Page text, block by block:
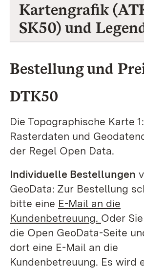
Kartengrafik
SK50) und
Bestellung und
DTK50
Die Topographische Karte
Rasterdaten und
der Regel Open Data.
Individuelle Bestellungen
GeoData: Zur Bestellung
bitte eine E-Mail an die
Kundenbetreuung. Oder
die Open GeoData-Seite
dort eine E-Mail an die
Kundenbetreuung. Es wird